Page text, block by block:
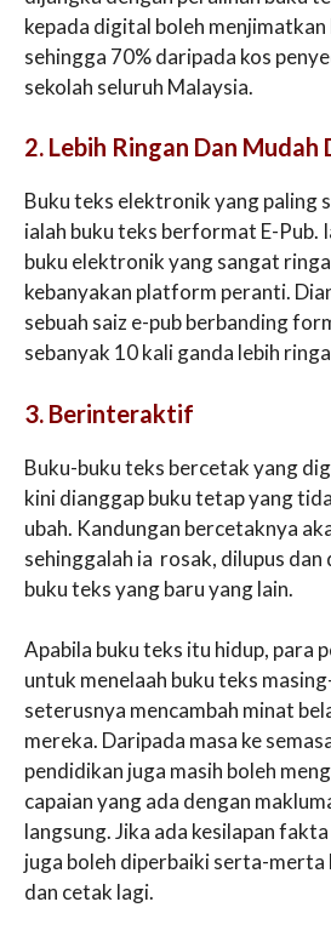
kepada digital boleh menjimatkan
sehingga 70% daripada kos
sekolah seluruh Malaysia.
2. Lebih Ringan Dan Mudah
Buku teks elektronik yang paling
ialah buku teks berformat E-Pub.
buku elektronik yang sangat
kebanyakan platform peranti.
sebuah saiz e-pub berbanding
sebanyak 10 kali ganda lebih
3. Berinteraktif
Buku-buku teks bercetak yang
kini dianggap buku tetap yang
ubah. Kandungan bercetaknya
sehinggalah ia rosak, dilupus
buku teks yang baru yang lain.
Apabila buku teks itu hidup, para
untuk menelaah buku teks
seterusnya mencambah minat
mereka. Daripada masa ke
pendidikan juga masih boleh
capaian yang ada dengan
langsung. Jika ada kesilapan
juga boleh diperbaiki serta-merta
dan cetak lagi.